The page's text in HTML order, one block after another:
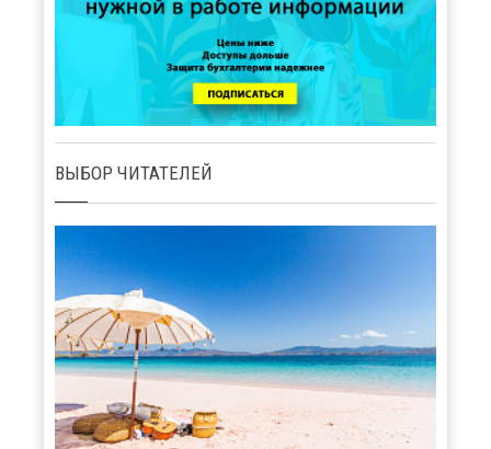
ВЫБОР ЧИТАТЕЛЕЙ